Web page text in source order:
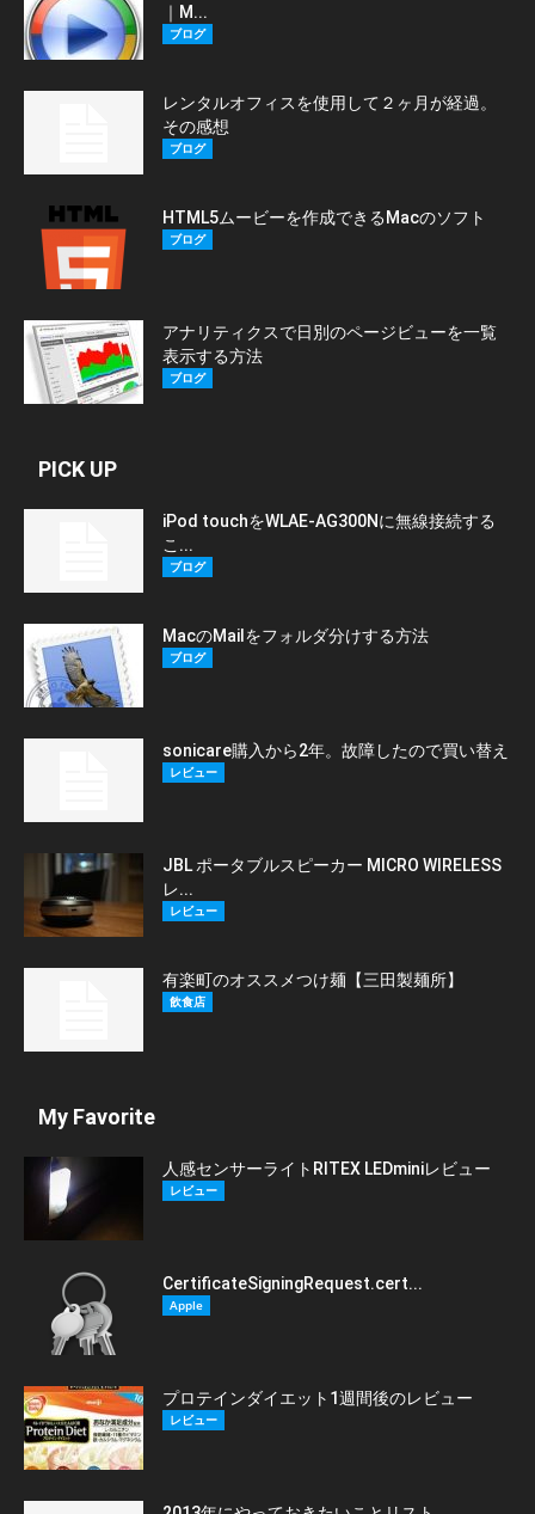
｜M...
ブログ
レンタルオフィスを使用して２ヶ月が経過。
その感想
ブログ
HTML5ムービーを作成できるMacのソフト
ブログ
アナリティクスで日別のページビューを一覧
表示する方法
ブログ
PICK UP
iPod touchをWLAE-AG300Nに無線接続する
こ...
ブログ
MacのMailをフォルダ分けする方法
ブログ
sonicare購入から2年。故障したので買い替え
レビュー
JBL ポータブルスピーカー MICRO WIRELESS
レ...
レビュー
有楽町のオススメつけ麺【三田製麺所】
飲食店
My Favorite
人感センサーライトRITEX LEDminiレビュー
レビュー
CertificateSigningRequest.cert...
Apple
プロテインダイエット1週間後のレビュー
レビュー